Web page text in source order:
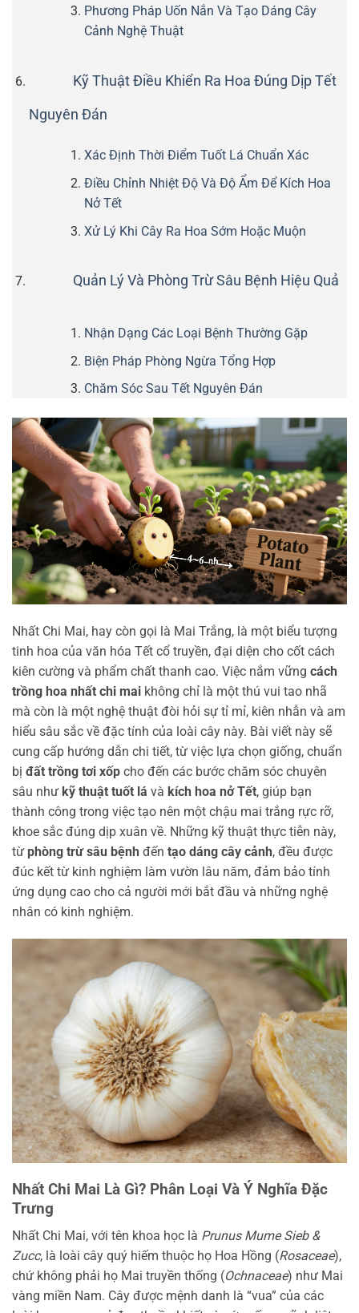
Phương Pháp Uốn Nắn Và Tạo Dáng Cây
Cảnh Nghệ Thuật
Kỹ Thuật Điều Khiển Ra Hoa Đúng Dịp Tết
Nguyên Đán
Xác Định Thời Điểm Tuốt Lá Chuẩn Xác
Điều Chỉnh Nhiệt Độ Và Độ Ẩm Để Kích Hoa
Nở Tết
Xử Lý Khi Cây Ra Hoa Sớm Hoặc Muộn
Quản Lý Và Phòng Trừ Sâu Bệnh Hiệu Quả
Nhận Dạng Các Loại Bệnh Thường Gặp
Biện Pháp Phòng Ngừa Tổng Hợp
Chăm Sóc Sau Tết Nguyên Đán
Nhất Chi Mai, hay còn gọi là Mai Trắng, là một biểu tượng
tinh hoa của văn hóa Tết cổ truyền, đại diện cho cốt cách
kiên cường và phẩm chất thanh cao. Việc nắm vững cách
trồng hoa nhất chi mai không chỉ là một thú vui tao nhã
mà còn là một nghệ thuật đòi hỏi sự tỉ mỉ, kiên nhẫn và am
hiểu sâu sắc về đặc tính của loài cây này. Bài viết này sẽ
cung cấp hướng dẫn chi tiết, từ việc lựa chọn giống, chuẩn
bị đất trồng tơi xốp cho đến các bước chăm sóc chuyên
sâu như kỹ thuật tuốt lá và kích hoa nở Tết, giúp bạn
thành công trong việc tạo nên một chậu mai trắng rực rỡ,
khoe sắc đúng dịp xuân về. Những kỹ thuật thực tiễn này,
từ phòng trừ sâu bệnh đến tạo dáng cây cảnh, đều được
đúc kết từ kinh nghiệm làm vườn lâu năm, đảm bảo tính
ứng dụng cao cho cả người mới bắt đầu và những nghệ
nhân có kinh nghiệm.
Nhất Chi Mai Là Gì? Phân Loại Và Ý Nghĩa Đặc
Trưng
Nhất Chi Mai, với tên khoa học là Prunus Mume Sieb &
Zucc, là loài cây quý hiếm thuộc họ Hoa Hồng (Rosaceae),
chứ không phải họ Mai truyền thống (Ochnaceae) như Mai
vàng miền Nam. Cây được mệnh danh là “vua” của các